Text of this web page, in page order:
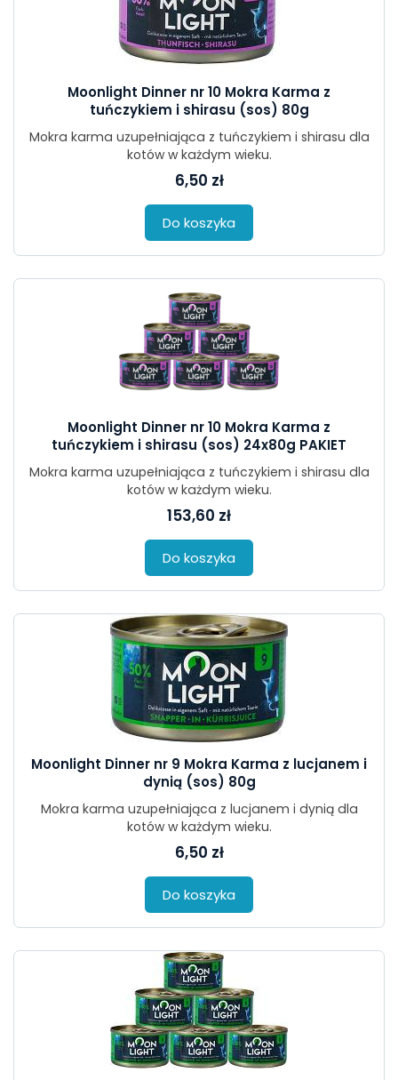
Moonlight Dinner nr 10 Mokra Karma z
tuńczykiem i shirasu (sos) 80g
Mokra karma uzupełniająca z tuńczykiem i shirasu dla
kotów w każdym wieku.
6,50 zł
Do koszyka
Moonlight Dinner nr 10 Mokra Karma z
tuńczykiem i shirasu (sos) 24x80g PAKIET
Mokra karma uzupełniająca z tuńczykiem i shirasu dla
kotów w każdym wieku.
153,60 zł
Do koszyka
Moonlight Dinner nr 9 Mokra Karma z lucjanem i
dynią (sos) 80g
Mokra karma uzupełniająca z lucjanem i dynią dla
kotów w każdym wieku.
6,50 zł
Do koszyka